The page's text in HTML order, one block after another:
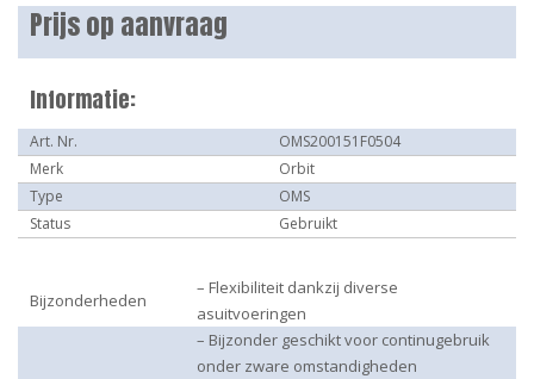
Prijs op aanvraag
Informatie:
Art. Nr.
OMS200151F0504
Merk
Orbit
Type
OMS
Status
Gebruikt
Bijzonderheden
– Flexibiliteit dankzij diverse
asuitvoeringen
– Bijzonder geschikt voor continugebruik
onder zware omstandigheden